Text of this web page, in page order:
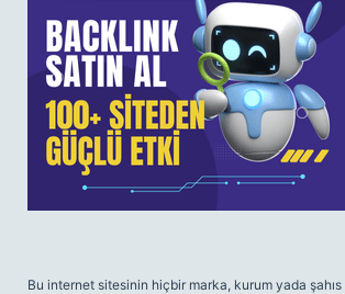
Bu internet sitesinin hiçbir marka, kurum yada